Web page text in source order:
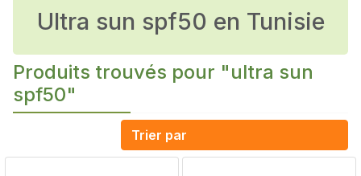
ultra sun spf50 en Tunisie
Produits trouvés pour "ultra sun
spf50"